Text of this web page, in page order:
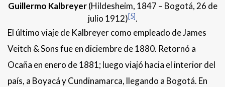
Guillermo Kalbreyer(Hildesheim, 1847 – Bogotá, 26 de
julio 1912)[5].
El último viaje de Kalbreyer como empleado de James
Veitch & Sons fue en diciembre de 1880. Retornó a
Ocaña en enero de 1881; luego viajó hacia el interior del
país, a Boyacá y Cundinamarca, llegando a Bogotá. En